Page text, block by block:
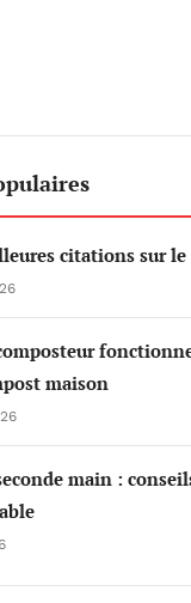
citations sur
maison
main :